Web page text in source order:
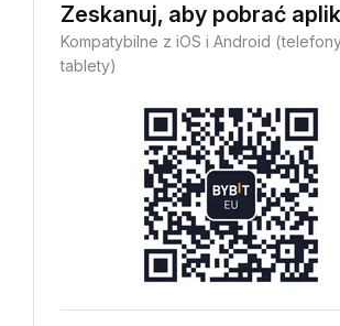
Zeskanuj, aby pobrać
Kompatybilne z iOS i Android
tablety)